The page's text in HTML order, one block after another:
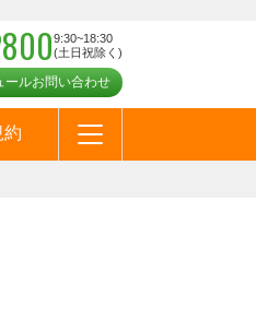
9:30~18:30
(土日祝除く)
ールお問い合わせ
約